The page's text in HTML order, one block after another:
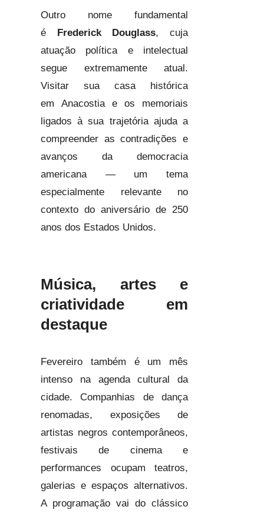
Outro nome fundamental
é
Frederick Douglass, cuja
atuação política e intelectual
segue extremamente atual.
Visitar sua casa histórica
em Anacostia e os memoriais
ligados à sua trajetória ajuda a
compreender as contradições e
avanços da democracia
americana — um tema
especialmente relevante no
contexto do aniversário de 250
anos dos Estados Unidos.
Música, artes e
criatividade em
destaque
Fevereiro também é um mês
intenso na agenda cultural da
cidade. Companhias de dança
renomadas, exposições de
artistas negros contemporâneos,
festivais de cinema e
performances ocupam teatros,
galerias e espaços alternativos.
A programação vai do clássico